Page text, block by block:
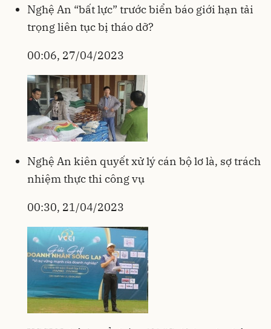
Nghệ An “bất lực” trước biển báo giới hạn tải
trọng liên tục bị tháo dỡ?
00:06, 27/04/2023
Nghệ An kiên quyết xử lý cán bộ lơ là, sợ trách
nhiệm thực thi công vụ
00:30, 21/04/2023